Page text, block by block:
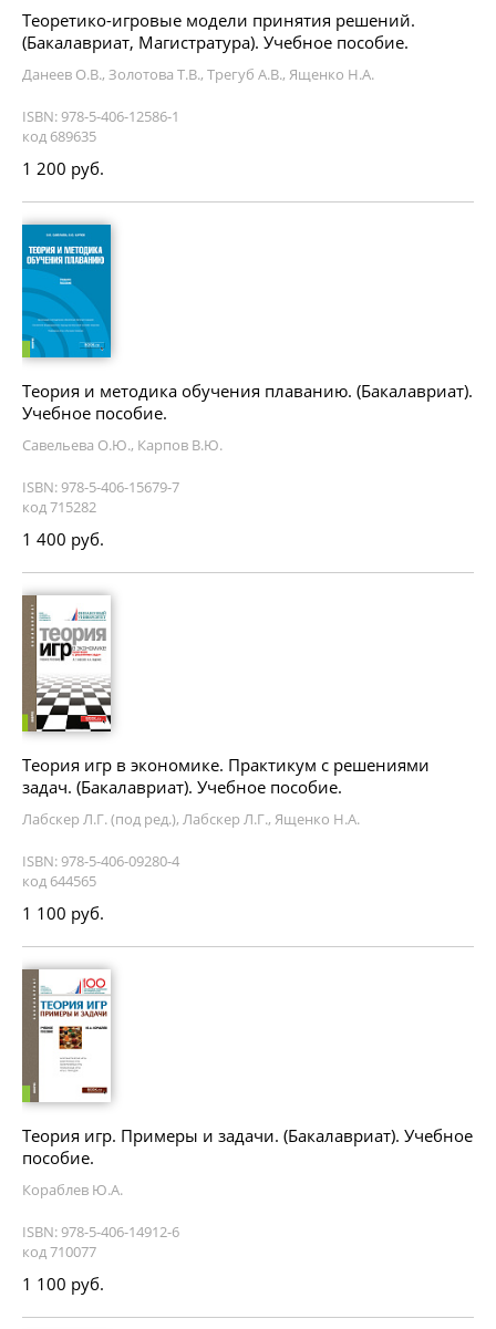
Теоретико-игровые модели принятия решений.
(Бакалавриат, Магистратура). Учебное пособие.
Данеев О.В., Золотова Т.В., Трегуб А.В., Ященко Н.А.
ISBN: 978-5-406-12586-1
код 689635
1 200 руб.
Теория и методика обучения плаванию. (Бакалавриат).
Учебное пособие.
Савельева О.Ю., Карпов В.Ю.
ISBN: 978-5-406-15679-7
код 715282
1 400 руб.
Теория игр в экономике. Практикум с решениями
задач. (Бакалавриат). Учебное пособие.
Лабскер Л.Г. (под ред.), Лабскер Л.Г., Ященко Н.А.
ISBN: 978-5-406-09280-4
код 644565
1 100 руб.
Теория игр. Примеры и задачи. (Бакалавриат). Учебное
пособие.
Кораблев Ю.А.
ISBN: 978-5-406-14912-6
код 710077
1 100 руб.